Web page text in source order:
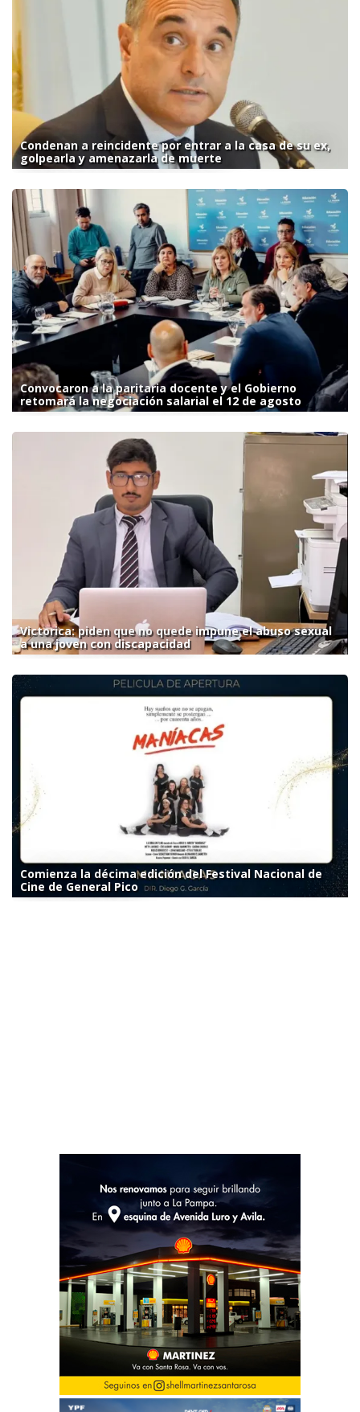
Condenan a reincidente por entrar a la casa de su ex,
golpearla y amenazarla de muerte
Convocaron a la paritaria docente y el Gobierno
retomará la negociación salarial el 12 de agosto
Victorica: piden que no quede impune el abuso sexual
a una joven con discapacidad
Comienza la décima edición del Festival Nacional de
Cine de General Pico